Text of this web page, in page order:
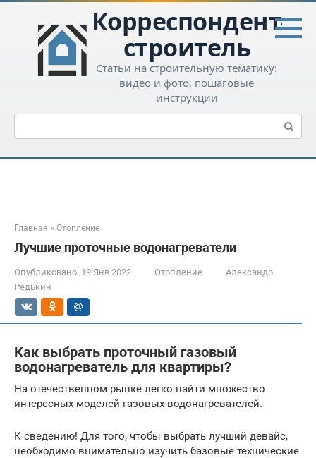
Перейти
контенту
Корреспондент-
строитель
Статьи на строительную тематику:
видео и фото, пошаговые
инструкции
Поиск:
Главная » Отопление
Лучшие проточные водонагреватели
Опубликовано: 19 Янв 2022 Отопление
Александр
Редькин
Как выбрать проточный газовый
водонагреватель для квартиры?
На отечественном рынке легко найти множество
интересных моделей газовых водонагревателей.
К сведению! Для того, чтобы выбрать лучший девайс,
необходимо внимательно изучить базовые технические